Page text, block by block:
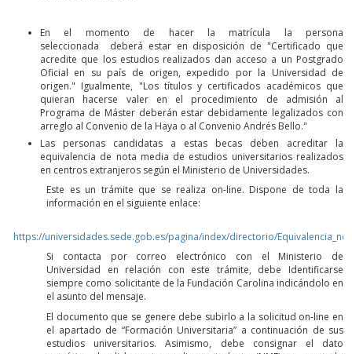
En el momento de hacer la matrícula la persona
seleccionada deberá estar en disposición de "Certificado que
acredite que los estudios realizados dan acceso a un Postgrado
Oficial en su país de origen, expedido por la Universidad de
origen." Igualmente, "Los títulos y certificados académicos que
quieran hacerse valer en el procedimiento de admisión al
Programa de Máster deberán estar debidamente legalizados con
arreglo al Convenio de la Haya o al Convenio Andrés Bello."
Las personas candidatas a estas becas deben acreditar la
equivalencia de nota media de estudios universitarios realizados
en centros extranjeros según el Ministerio de Universidades.
Este es un trámite que se realiza on-line. Dispone de toda la
información en el siguiente enlace:
https://universidades.sede.gob.es/pagina/index/directorio/
Si contacta por correo electrónico con el Ministerio de
Universidad en relación con este trámite, debe Identificarse
siempre como solicitante de la Fundación Carolina indicándolo en
el asunto del mensaje.
El documento que se genere debe subirlo a la solicitud on-line en
el apartado de “Formación Universitaria” a continuación de sus
estudios universitarios. Asimismo, debe consignar el dato